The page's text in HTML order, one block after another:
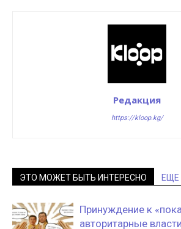
Редакция
https://kloop.kg/
ЭТО МОЖЕТ БЫТЬ ИНТЕРЕСНО ЕЩЕ
Принуждение к
авторитарные